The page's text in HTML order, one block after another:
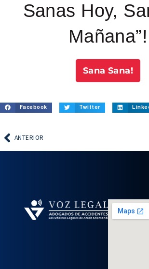
Sanas Hoy,
Mañana”!
Sana Sana!
Facebook Twitter
ANTERIOR